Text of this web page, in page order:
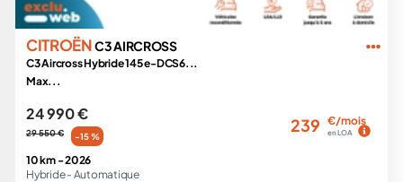
CITROËNC3 AIRCROSS
C3 Aircross Hybride 145 e-DCS6...
Max...
24 990 €
29 550 € -15 %
239 €/mois
en LOA
10 km -2026
Hybride - Automatique